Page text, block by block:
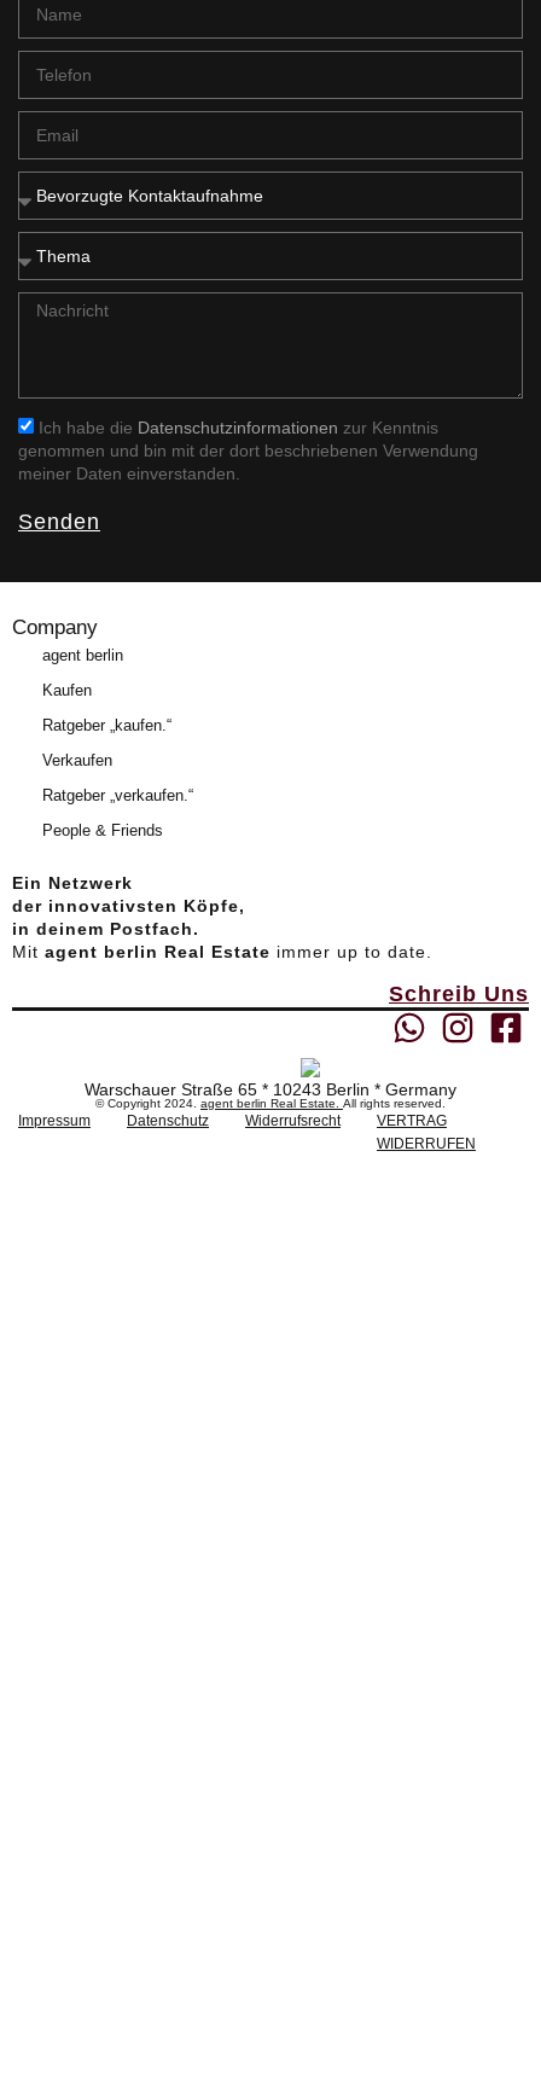
Ich habe die Datenschutzinformationen zur Kenntnis
genommen und bin mit der dort beschriebenen Verwendung
meiner Daten einverstanden.
Senden
Company
agent berlin
Kaufen
Ratgeber „kaufen.“
Verkaufen
Ratgeber „verkaufen.“
People & Friends
Ein Netzwerk
der innovativsten Köpfe,
in deinem Postfach.
Mit agent berlin Real Estate immer up to date.
Schreib Uns
Warschauer Straße 65 * 10243 Berlin * Germany
© Copyright 2024. agent berlin Real Estate. All rights reserved.
Impressum Datenschutz Widerrufsrecht
VERTRAG
WIDERRUFEN